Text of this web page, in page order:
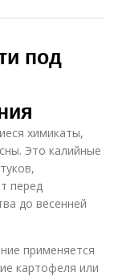
под
химикаты,
Это калийные
перед
до весенней
применяется
картофеля или